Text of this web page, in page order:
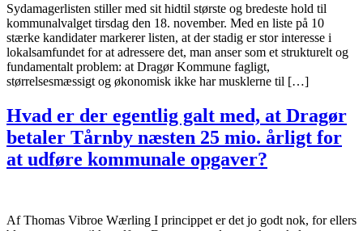
Sydamagerlisten stiller med sit hidtil største og bredeste hold til
kommunalvalget tirsdag den 18. november. Med en liste på 10
stærke kandidater markerer listen, at der stadig er stor interesse i
lokalsamfundet for at adressere det, man anser som et strukturelt og
fundamentalt problem: at Dragør Kommune fagligt,
størrelsesmæssigt og økonomisk ikke har musklerne til […]
Hvad er der egentlig galt med, at Dragør
betaler Tårnby næsten 25 mio. årligt for
at udføre kommunale opgaver?
Af Thomas Vibroe Wærling I princippet er det jo godt nok, for ellers